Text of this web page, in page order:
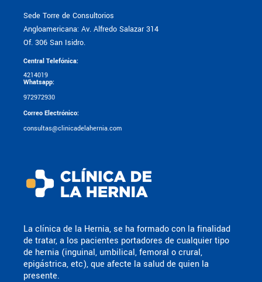
La clínica de la Hernia, se ha formado con la finalidad
de tratar, a los pacientes portadores de cualquier tipo
de hernia (inguinal, umbilical, femoral o crural,
epigástrica, etc), que afecte la salud de quien la
presente.
Sede Torre de Consultorios
Angloamericana: Av. Alfredo Salazar 314
Of. 306 San Isidro.
Central Telefónica:
4214019
Whatsapp:
972972930
Correo Electrónico:
consultas@clinicadelahernia.com